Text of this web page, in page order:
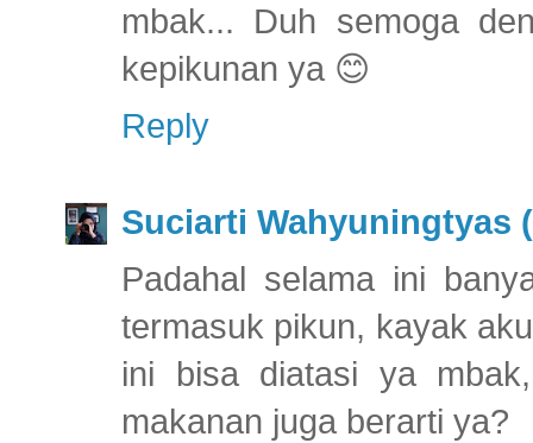
mbak... Duh semoga
kepikunan ya 😊
Reply
Suciarti Wahyuningtyas
Padahal selama ini
termasuk pikun, kayak
ini bisa diatasi ya
makanan juga berarti ya?